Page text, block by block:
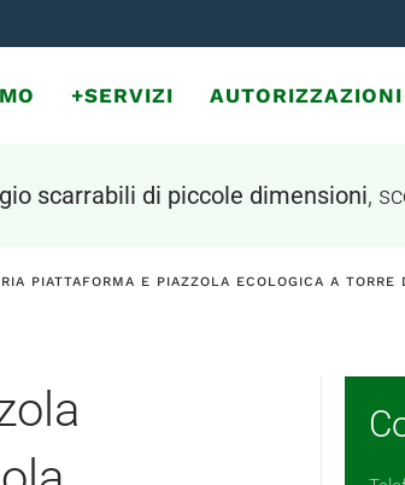
+SERVIZI
scarrabili di piccole dimensioni,
PIATTAFORMA E PIAZZOLA ECOLOGICA A TORRE